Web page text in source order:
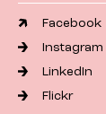
Facebook
Instagram
LinkedIn
Flickr